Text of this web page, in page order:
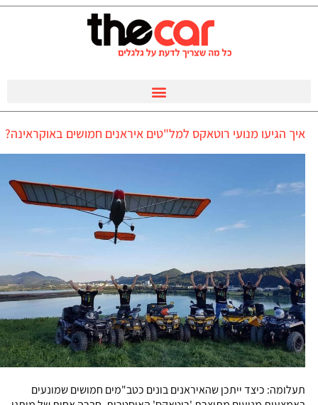
איך הגיעו מנועי רוטאקס למל"טים איראנים חמושים באוקראינה?
תעלומה: כיצד ייתכן שהאיראנים בונים כטב"מים חמושים שמונעים